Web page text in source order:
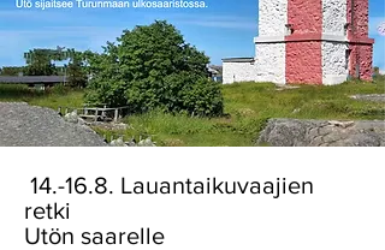
14.-16.8. Lauantaikuvaajien
retki
Utön saarelle